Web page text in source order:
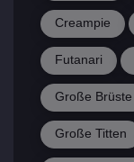
Creampie
Futanari
Große Brüste
Große Titten